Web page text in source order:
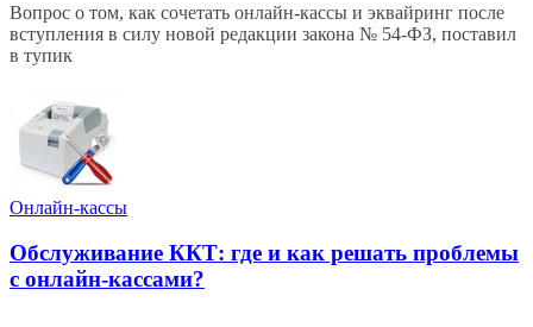
Вопрос о том, как сочетать онлайн-кассы и эквайринг после
вступления в силу новой редакции закона № 54-ФЗ, поставил
в тупик
Онлайн-кассы
Обслуживание ККТ: где и как решать проблемы
с онлайн-кассами?